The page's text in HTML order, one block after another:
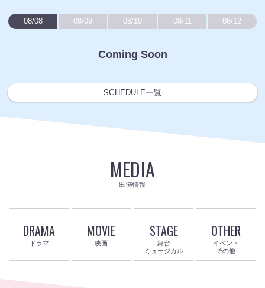
08/08 08/09 08/10 08/11 08/12
Coming Soon
SCHEDULE一覧
MEDIA
出演情報
DRAMA
ドラマ
MOVIE
映画
STAGE
舞台
ミュージカル
OTHER
イベント
その他